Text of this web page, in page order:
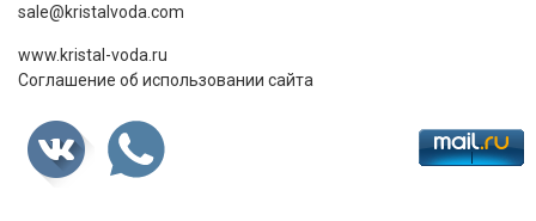
sale@kristalvoda.com
www.kristal-voda.ru
Соглашение об использовании сайта